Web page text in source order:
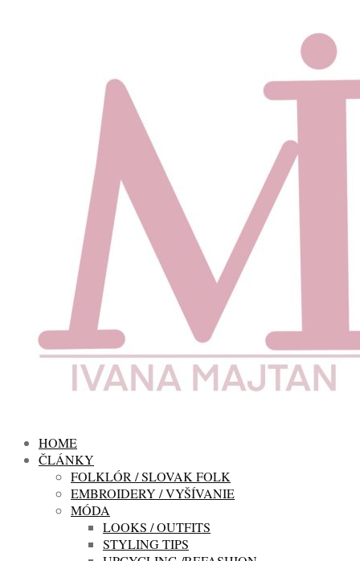
HOME
ČLÁNKY
FOLKLÓR / SLOVAK FOLK
EMBROIDERY / VYŠÍVANIE
MÓDA
LOOKS / OUTFITS
STYLING TIPS